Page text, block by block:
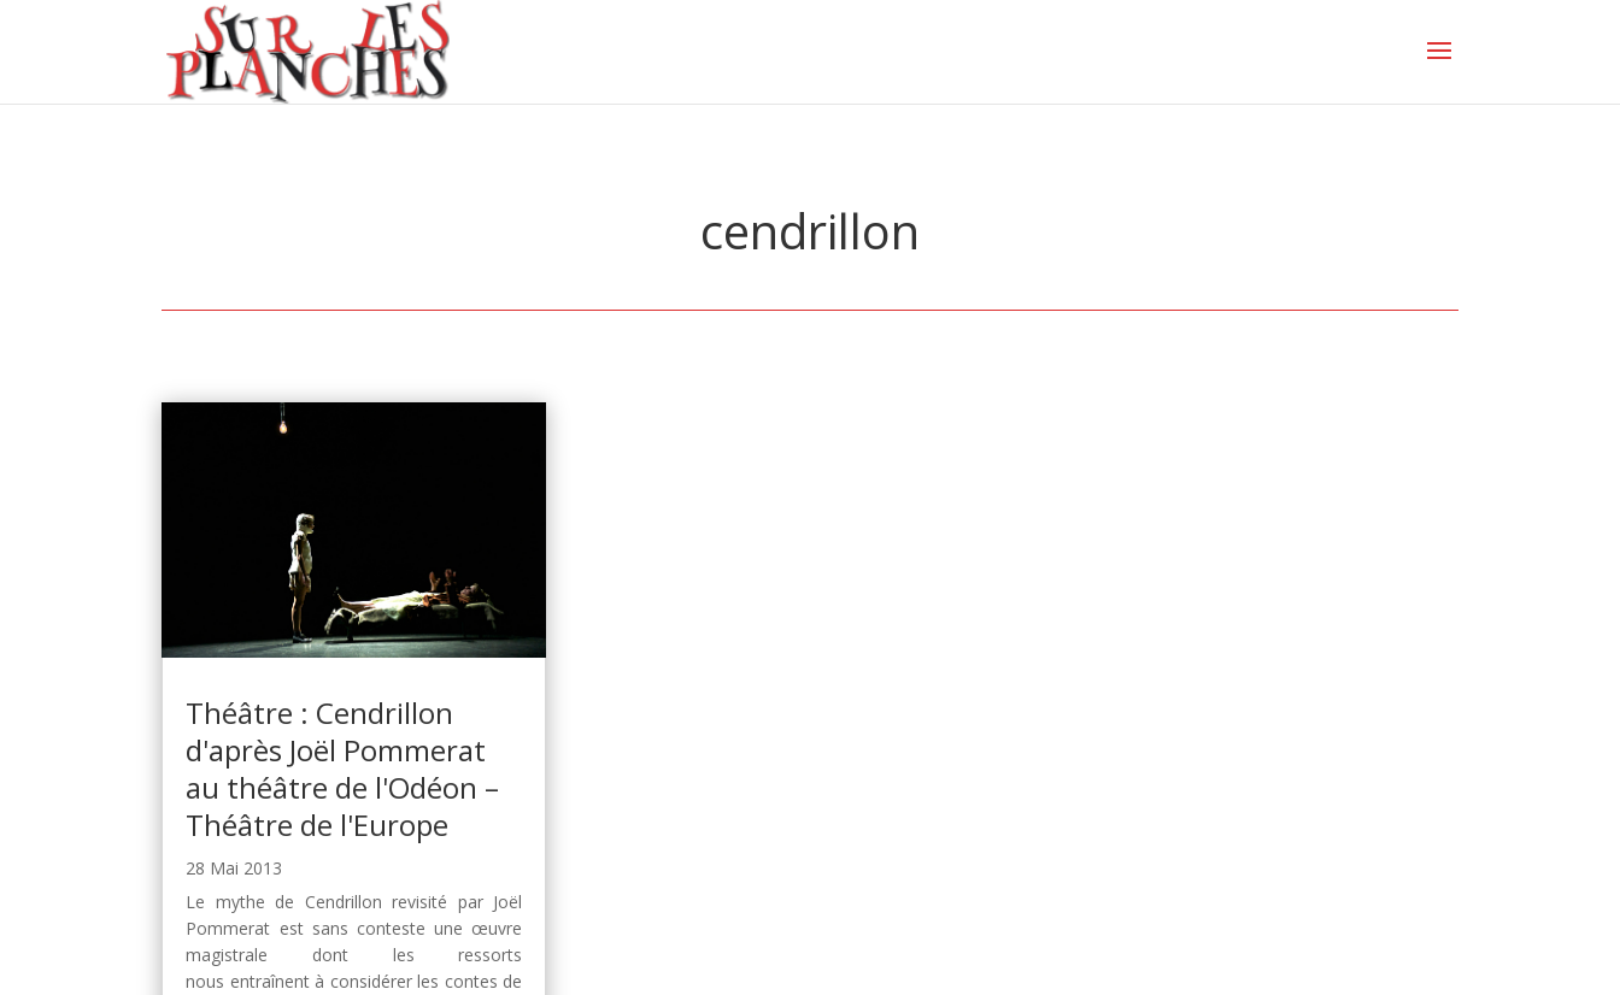
cendrillon
Théâtre : Cendrillon
d'après Joël Pommerat
au théâtre de l'Odéon –
Théâtre de l'Europe
28 Mai 2013
Le mythe de Cendrillon revisité par Joël
Pommerat est sans conteste une œuvre
magistrale dont les ressorts
nous entraînent à considérer les contes de